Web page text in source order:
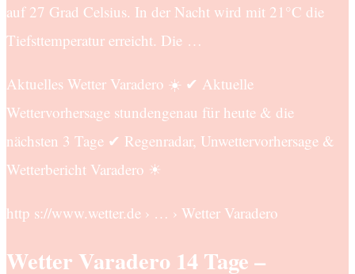
auf 27 Grad Celsius. In der Nacht wird mit 21°C die
Tiefsttemperatur erreicht. Die …
Aktuelles Wetter Varadero ☀️ ✔ Aktuelle
Wettervorhersage stundengenau für heute & die
nächsten 3 Tage ✔ Regenradar, Unwettervorhersage &
Wetterbericht Varadero ☀
http s://www.wetter.de › … › Wetter Varadero
Wetter Varadero 14 Tage –